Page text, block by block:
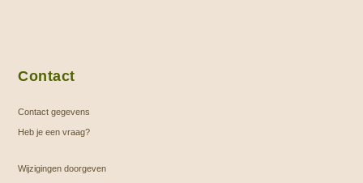
Contact
Contact gegevens
Heb je een vraag?
Wijzigingen doorgeven